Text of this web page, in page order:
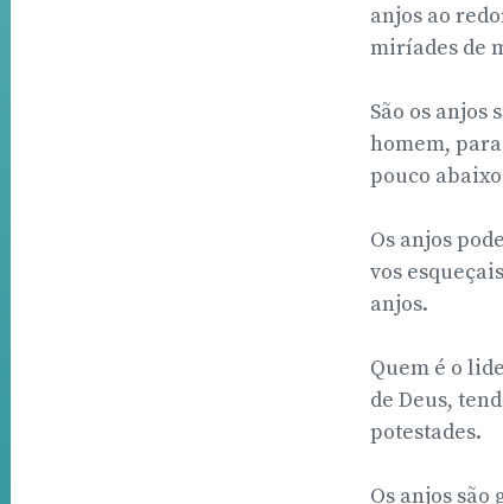
anjos ao
miríades de
São os anjos
homem,
pouco
Os anjos
vos
anjos.
Quem é o
de Deus,
potestades.
Os anjos são